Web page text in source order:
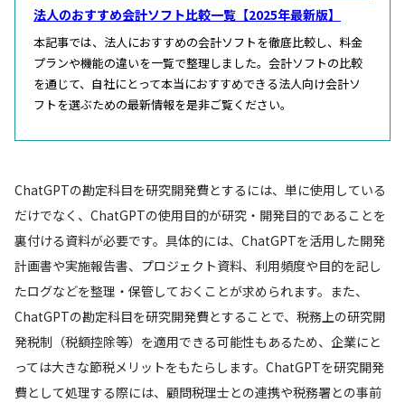
法人のおすすめ会計ソフト比較一覧【2025年最新版】
本記事では、法人におすすめの会計ソフトを徹底比較し、料金
プランや機能の違いを一覧で整理しました。会計ソフトの比較
を通じて、自社にとって本当におすすめできる法人向け会計ソ
フトを選ぶための最新情報を是非ご覧ください。
ChatGPTの勘定科目を研究開発費とするには、単に使用している
だけでなく、ChatGPTの使用目的が研究・開発目的であることを
裏付ける資料が必要です。具体的には、ChatGPTを活用した開発
計画書や実施報告書、プロジェクト資料、利用頻度や目的を記し
たログなどを整理・保管しておくことが求められます。また、
ChatGPTの勘定科目を研究開発費とすることで、税務上の研究開
発税制（税額控除等）を適用できる可能性もあるため、企業にと
っては大きな節税メリットをもたらします。ChatGPTを研究開発
費として処理する際には、顧問税理士との連携や税務署との事前